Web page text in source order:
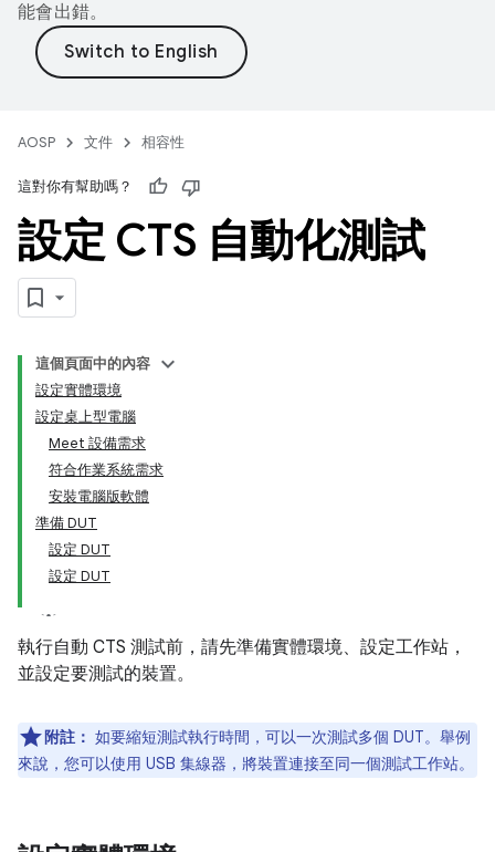
能會出錯。
AOSP 文件 相容性
這對你有幫助嗎？
設定 CTS 自動化測試
這個頁面中的內容
設定實體環境
設定桌上型電腦
Meet 設備需求
符合作業系統需求
安裝電腦版軟體
準備 DUT
設定 DUT
設定 DUT
執行自動 CTS 測試前，請先準備實體環境、設定工作站，
並設定要測試的裝置。
附註： 如要縮短測試執行時間，可以一次測試多個 DUT。舉例
來說，您可以使用 USB 集線器，將裝置連接至同一個測試工作站。